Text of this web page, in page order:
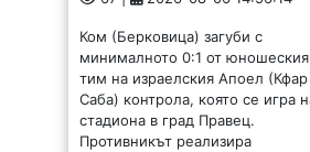
минималното 0:1 от юношеския
тим на израелския Апоел (Кфар
Саба) контрола, която се игра на
стадиона в град Правец.
Противникът реализира
единственото попадение в 35-
ата минута. Старши треньорът...